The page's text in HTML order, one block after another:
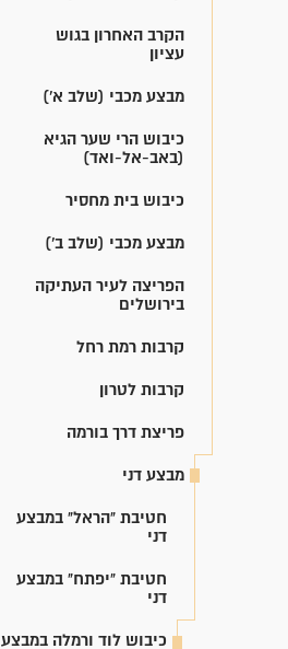
הקרב האחרון בגוש
עציון
מבצע מכבי (שלב א')
כיבוש הרי שער הגיא
(באב-אל-ואד)
כיבוש בית מחסיר
מבצע מכבי (שלב ב')
הפריצה לעיר העתיקה
בירושלים
קרבות רמת רחל
קרבות לטרון
פריצת דרך בורמה
מבצע דני
חטיבת "הראל" במבצע
דני
חטיבת "יפתח" במבצע
דני
כיבוש לוד ורמלה במבצע